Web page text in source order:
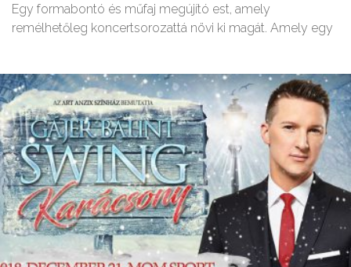
Egy formabontó és műfaj megújító est, amely
remélhetőleg koncertsorozattá növi ki magát. Amely egy